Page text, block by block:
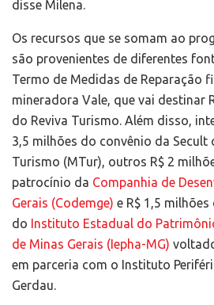
disse Milena.
Os recursos que se somam ao
são provenientes de diferentes
Termo de Medidas de Reparação
mineradora Vale, que vai destinar
do Reviva Turismo. Além disso,
3,5 milhões do convênio da
Turismo (MTur), outros R$ 2
patrocínio da Companhia de
Gerais (Codemge) e R$ 1,5
do Instituto Estadual do
de Minas Gerais (Iepha-MG)
em parceria com o Instituto
Gerdau.